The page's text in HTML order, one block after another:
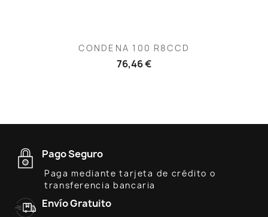
CONDENA 100 R8CCD
76,46 €
Pago Seguro
Paga mediante tarjeta de crédito o
transferencia bancaria
Envío Gratuito